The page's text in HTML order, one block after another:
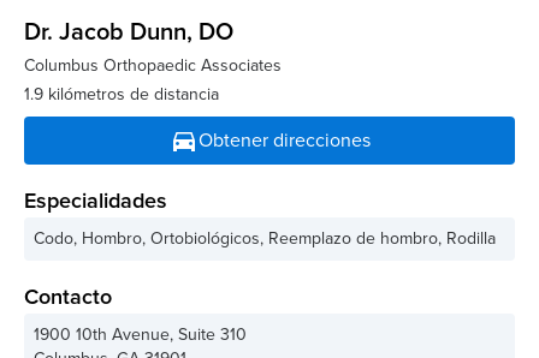
Dr. Jacob Dunn, DO
Columbus Orthopaedic Associates
1.9 kilómetros de distancia
directions_carObtener direcciones
Especialidades
Codo, Hombro, Ortobiológicos, Reemplazo de hombro, Rodilla
Contacto
1900 10th Avenue, Suite 310